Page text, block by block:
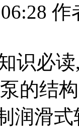
识必
的结
润滑